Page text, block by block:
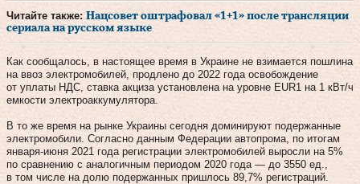
Читайте также: Нацсовет оштрафовал «1+1» после трансляции
сериала на русском языке
Как сообщалось, в настоящее время в Украине не взимается пошлина
на ввоз электромобилей, продлено до 2022 года освобождение
от уплаты НДС, ставка акциза установлена на уровне EUR1 на 1 кВт/ч
емкости электроаккумулятора.
В то же время на рынке Украины сегодня доминируют подержанные
электромобили. Согласно данным Федерации автопрома, по итогам
января-июня 2021 года регистрации электромобилей выросли на 5%
по сравнению с аналогичным периодом 2020 года — до 3550 ед.,
в том числе на долю подержанных пришлось 89,7% регистраций.